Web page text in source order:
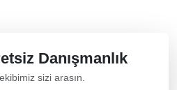
Danışmanlık
sizi arasın.